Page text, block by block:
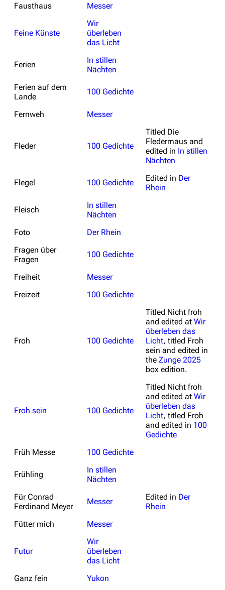
Fausthaus
Messer
Feine Künste
Wir
überleben
das Licht
Ferien
In stillen
Nächten
Ferien auf dem
Lande
100 Gedichte
Fernweh Messer
Fleder 100 Gedichte
Titled Die
Fledermaus and
edited in In stillen
Nächten
Flegel 100 Gedichte Edited in Der
Rhein
Fleisch
In stillen
Nächten
Foto
Der Rhein
Fragen über
Fragen
100 Gedichte
Freiheit
Messer
Freizeit
100 Gedichte
Froh 100 Gedichte
Titled Nicht froh
and edited at Wir
überleben das
Licht, titled Froh
sein and edited in
the Zunge 2025
box edition.
Froh sein 100 Gedichte
Titled Nicht froh
and edited at Wir
überleben das
Licht, titled Froh
and edited in 100
Gedichte
Früh Messe
100 Gedichte
Frühling
In stillen
Nächten
Für Conrad
Ferdinand Meyer
Messer Edited in Der
Rhein
Fütter mich
Messer
Futur
Wir
überleben
das Licht
Ganz fein
Yukon